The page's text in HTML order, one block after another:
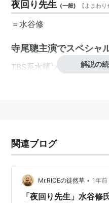
夜回り先生 (一般) 【よまわり
＝水谷修
寺尾聰主演でスペシャ
TBS系水曜プレミア枠。
解説の
関連ブログ
Mr.RICEの徒然草 • 1年前
「夜回り先生」水谷修